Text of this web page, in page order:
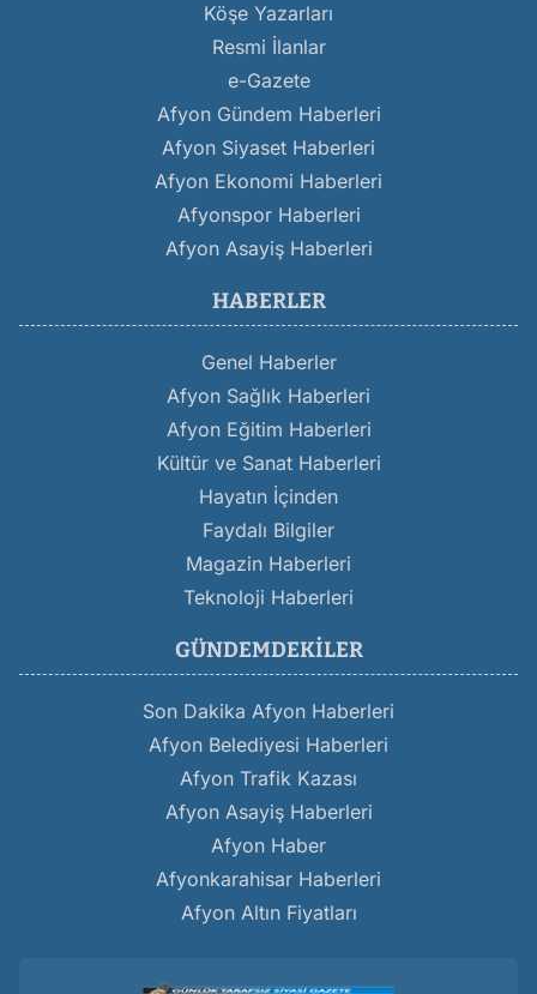
Köşe Yazarları
Resmi İlanlar
e-Gazete
Afyon Gündem Haberleri
Afyon Siyaset Haberleri
Afyon Ekonomi Haberleri
Afyonspor Haberleri
Afyon Asayiş Haberleri
HABERLER
Genel Haberler
Afyon Sağlık Haberleri
Afyon Eğitim Haberleri
Kültür ve Sanat Haberleri
Hayatın İçinden
Faydalı Bilgiler
Magazin Haberleri
Teknoloji Haberleri
GÜNDEMDEKILER
Son Dakika Afyon Haberleri
Afyon Belediyesi Haberleri
Afyon Trafik Kazası
Afyon Asayiş Haberleri
Afyon Haber
Afyonkarahisar Haberleri
Afyon Altın Fiyatları